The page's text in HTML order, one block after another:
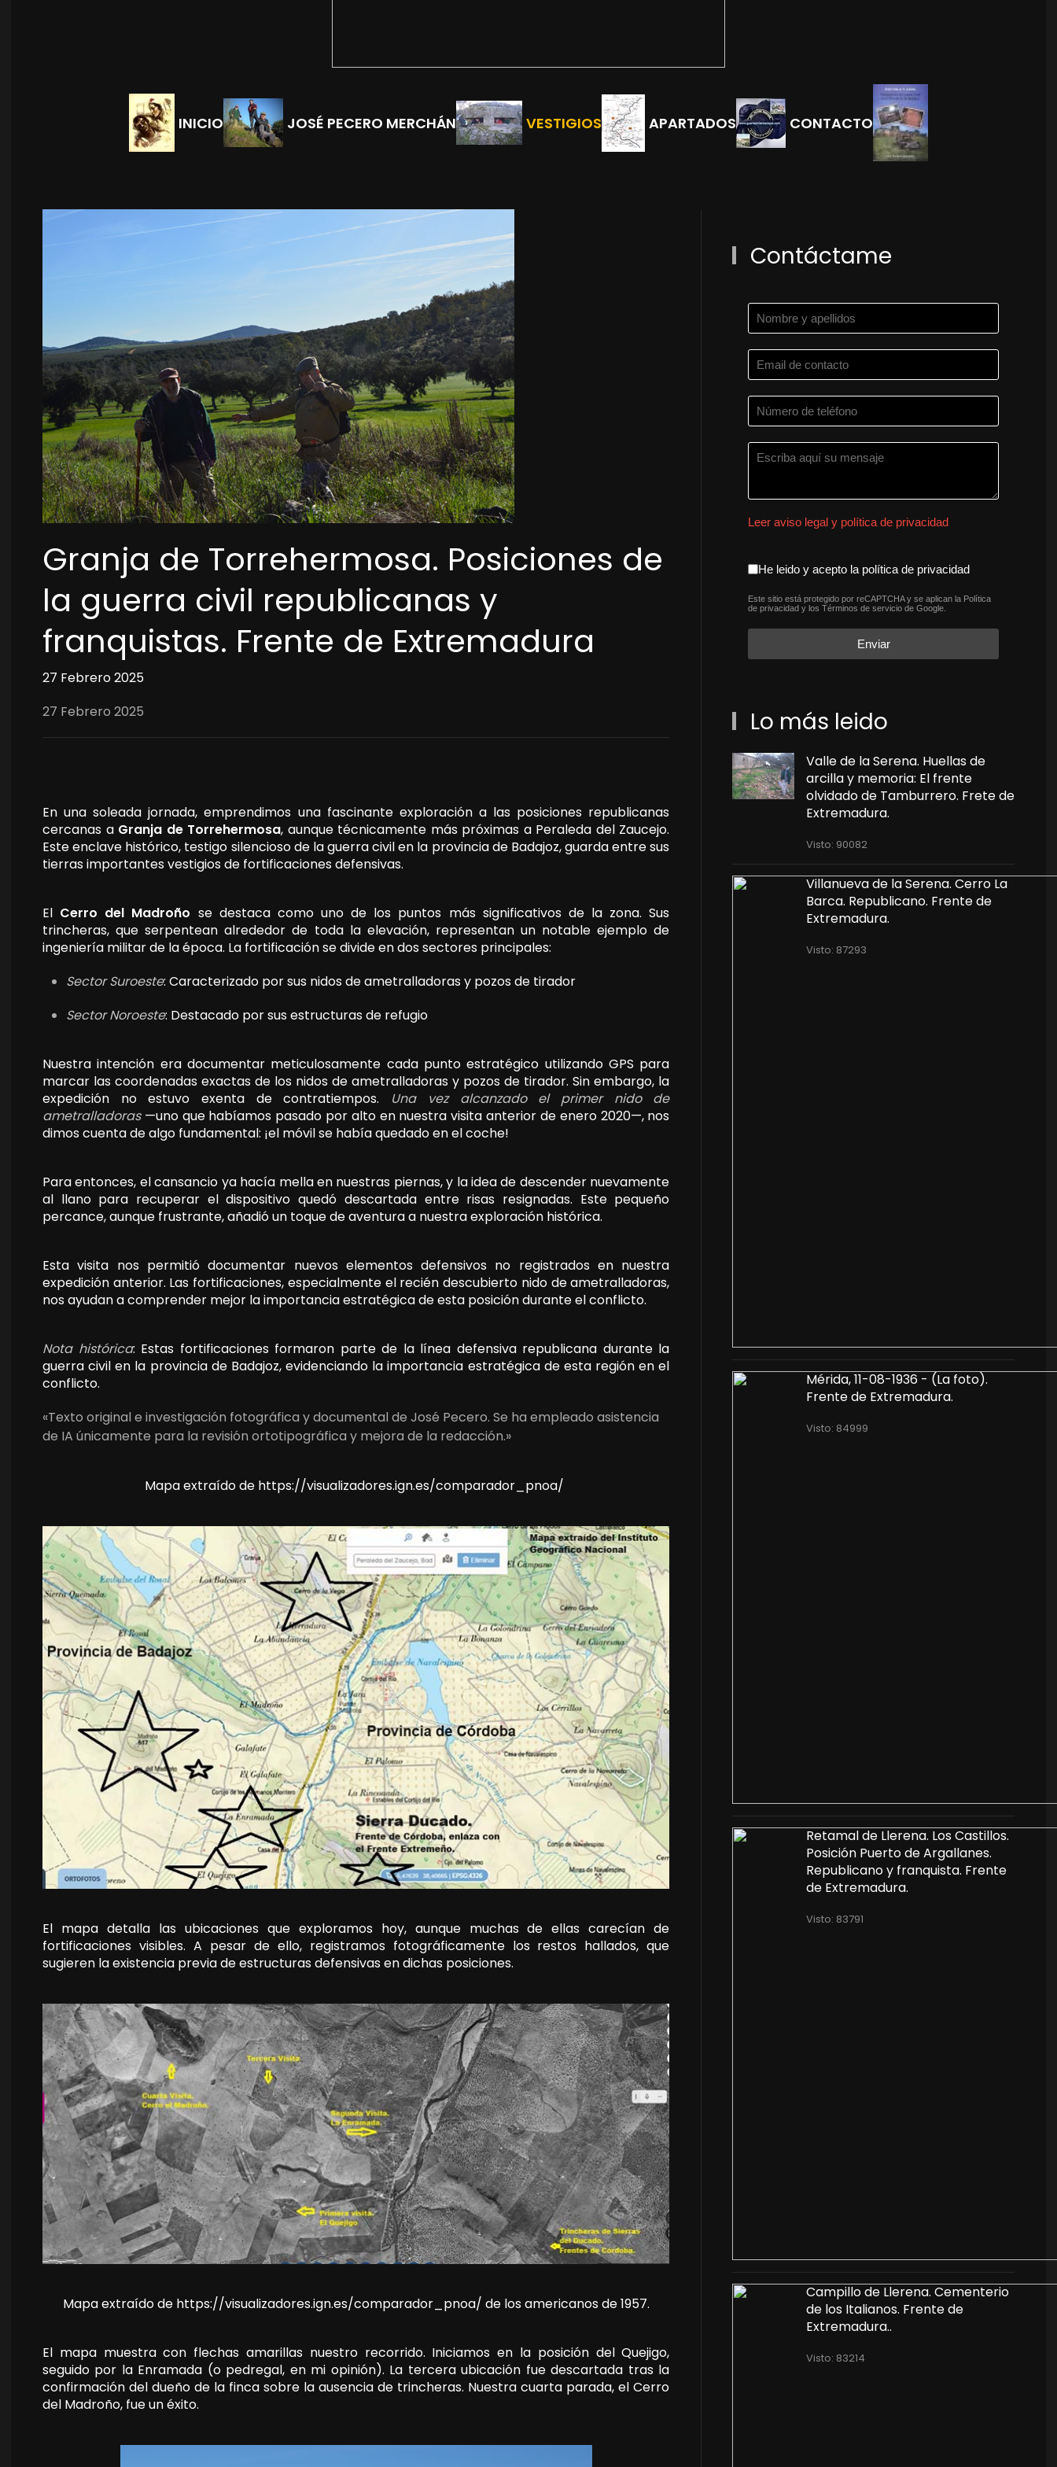
INICIO JOSÉ PECERO MERCHÁN VESTIGIOS APARTADOS CONTACTO
Granja de Torrehermosa. Posiciones de
la guerra civil republicanas y
franquistas. Frente de Extremadura
27 Febrero 2025
27 Febrero 2025
En una soleada jornada, emprendimos una fascinante exploración a las posiciones republicanas
cercanas a Granja de Torrehermosa, aunque técnicamente más próximas a Peraleda del Zaucejo.
Este enclave histórico, testigo silencioso de la guerra civil en la provincia de Badajoz, guarda entre sus
tierras importantes vestigios de fortificaciones defensivas.
El Cerro del Madroño se destaca como uno de los puntos más significativos de la zona. Sus
trincheras, que serpentean alrededor de toda la elevación, representan un notable ejemplo de
ingeniería militar de la época. La fortificación se divide en dos sectores principales:
Sector Suroeste: Caracterizado por sus nidos de ametralladoras y pozos de tirador
Sector Noroeste: Destacado por sus estructuras de refugio
Nuestra intención era documentar meticulosamente cada punto estratégico utilizando GPS para
marcar las coordenadas exactas de los nidos de ametralladoras y pozos de tirador. Sin embargo, la
expedición no estuvo exenta de contratiempos. Una vez alcanzado el primer nido de
ametralladoras—uno que habíamos pasado por alto en nuestra visita anterior de enero 2020—, nos
dimos cuenta de algo fundamental: ¡el móvil se había quedado en el coche!
Para entonces, el cansancio ya hacía mella en nuestras piernas, y la idea de descender nuevamente
al llano para recuperar el dispositivo quedó descartada entre risas resignadas. Este pequeño
percance, aunque frustrante, añadió un toque de aventura a nuestra exploración histórica.
Esta visita nos permitió documentar nuevos elementos defensivos no registrados en nuestra
expedición anterior. Las fortificaciones, especialmente el recién descubierto nido de ametralladoras,
nos ayudan a comprender mejor la importancia estratégica de esta posición durante el conflicto.
Nota histórica: Estas fortificaciones formaron parte de la línea defensiva republicana durante la
guerra civil en la provincia de Badajoz, evidenciando la importancia estratégica de esta región en el
conflicto.
«Texto original e investigación fotográfica y documental de José Pecero. Se ha empleado asistencia
de IA únicamente para la revisión ortotipográfica y mejora de la redacción.»
Mapa extraído de https://visualizadores.ign.es/comparador_pnoa/
⁣El mapa detalla las ubicaciones que exploramos hoy, aunque muchas de ellas carecían de
fortificaciones visibles. A pesar de ello, registramos fotográficamente los restos hallados, que
sugieren la existencia previa de estructuras defensivas en dichas posiciones.
Mapa extraído de https://visualizadores.ign.es/comparador_pnoa/ de los americanos de 1957.
El mapa muestra con flechas amarillas nuestro recorrido. Iniciamos en la posición del Quejigo,
seguido por la Enramada (o pedregal, en mi opinión). La tercera ubicación fue descartada tras la
confirmación del dueño de la finca sobre la ausencia de trincheras. Nuestra cuarta parada, el Cerro
del Madroño, fue un éxito.
Contáctame
Leer aviso legal y política de privacidad
aceptacion política de
He leido y acepto la política de privacidad
reCAPTCHA*
Este sitio está protegido por reCAPTCHA y se aplican la Política
de privacidad y losTérminos de servicio de Google.
Enviar
Lo más leido
Valle de la Serena. Huellas de
arcilla y memoria: El frente
olvidado de Tamburrero. Frete de
Extremadura.
Visto: 90082
Villanueva de la Serena. Cerro La
Barca. Republicano. Frente de
Extremadura.
Visto: 87293
Mérida, 11-08-1936 - (La foto).
Frente de Extremadura.
Visto: 84999
Retamal de Llerena. Los Castillos.
Posición Puerto de Argallanes.
Republicano y franquista. Frente
de Extremadura.
Visto: 83791
Campillo de Llerena. Cementerio
de los Italianos. Frente de
Extremadura..
Visto: 83214